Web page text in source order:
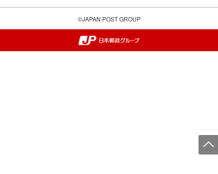
©JAPAN POST GROUP